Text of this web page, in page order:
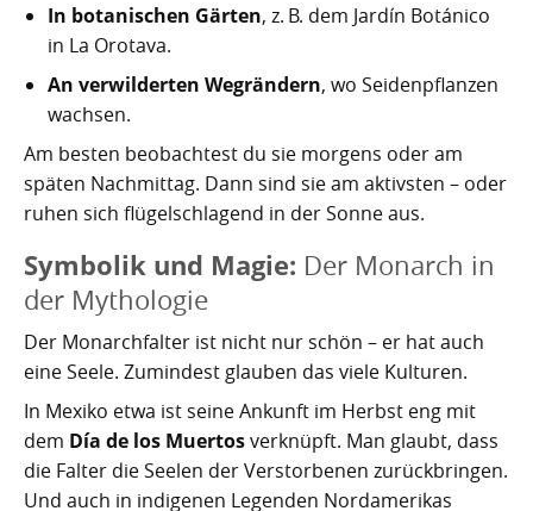
In botanischen Gärten, z. B. dem Jardín Botánico
in La Orotava.
An verwilderten Wegrändern, wo Seidenpflanzen
wachsen.
Am besten beobachtest du sie morgens oder am
späten Nachmittag. Dann sind sie am aktivsten – oder
ruhen sich flügelschlagend in der Sonne aus.
Symbolik und Magie: Der Monarch in
der Mythologie
Der Monarchfalter ist nicht nur schön – er hat auch
eine Seele. Zumindest glauben das viele Kulturen.
In Mexiko etwa ist seine Ankunft im Herbst eng mit
dem Día de los Muertosverknüpft. Man glaubt, dass
die Falter die Seelen der Verstorbenen zurückbringen.
Und auch in indigenen Legenden Nordamerikas